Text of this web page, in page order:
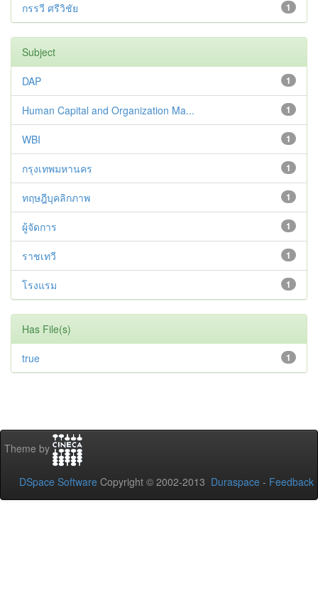
1
กรรวี ศรีวิชัย
Subject
1
DAP
1
Human Capital and Organization Ma...
1
WBI
1
กรุงเทพมหานคร
1
ทฤษฎีบุคลิกภาพ
1
ผู้จัดการ
1
ราชเทวี
1
โรงแรม
Has File(s)
1
true
Theme by
DSpace Software Copyright © 2002-2013 Duraspace - Feedback